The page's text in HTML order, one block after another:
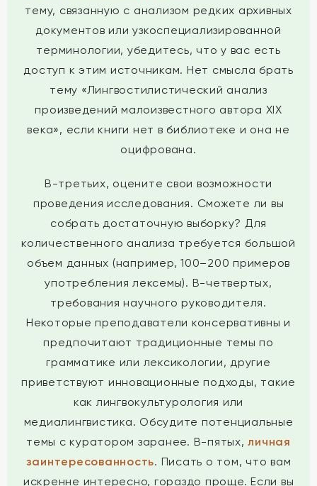
тему, связанную с анализом редких архивных
документов или узкоспециализированной
терминологии, убедитесь, что у вас есть
доступ к этим источникам. Нет смысла брать
тему «Лингвостилистический анализ
произведений малоизвестного автора XIX
века», если книги нет в библиотеке и она не
оцифрована.
В-третьих, оцените свои возможности
проведения исследования. Сможете ли вы
собрать достаточную выборку? Для
количественного анализа требуется большой
объем данных (например, 100–200 примеров
употребления лексемы). В-четвертых,
требования научного руководителя.
Некоторые преподаватели консервативны и
предпочитают традиционные темы по
грамматике или лексикологии, другие
приветствуют инновационные подходы, такие
как лингвокультурология или
медиалингвистика. Обсудите потенциальные
темы с куратором заранее. В-пятых,личная
заинтересованность. Писать о том, что вам
искренне интересно, гораздо проще. Если вы